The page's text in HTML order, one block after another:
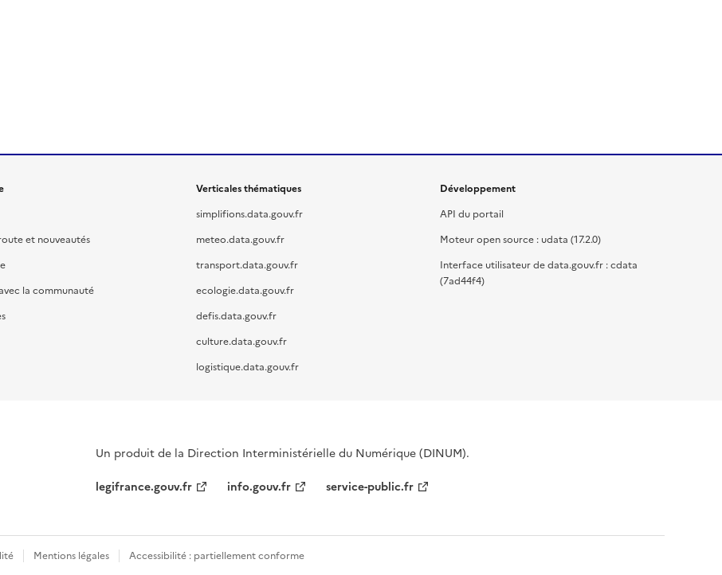
et nouveautés
la communauté
Verticales thématiques
simplifions.data.gouv.fr
meteo.data.gouv.fr
transport.data.gouv.fr
ecologie.data.gouv.fr
defis.data.gouv.fr
culture.data.gouv.fr
logistique.data.gouv.fr
Développement
API du portail
Moteur open source : udata (17.2.0)
Interface utilisateur de data.gouv.fr : cdata
(7ad44f4)
Un produit de la Direction Interministérielle du Numérique (DINUM).
legifrance.gouv.fr
info.gouv.fr service-public.fr
Mentions légales Accessibilité : partiellement conforme